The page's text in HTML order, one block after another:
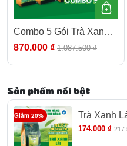
Combo 5 Gói Trà Xanh
Lài Ngọc Lan Cao Cấp
Pha Trà Chanh, Trà Tắc
870.000 ₫ 1.087.500 ₫
Sản phẩm nổi bật
Giảm 20%
Trà Xanh
Gói 500gr -
174.000 ₫